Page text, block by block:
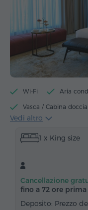
Wi-Fi Aria
Vasca / Cabina doccia
Bollitore elettrico
Asciugamani
Armadio/Guardaroba
Divano
Telefono
Vedi altro
1 x King size
Cancellazione
fino a 72 ore prima
Deposito: Prezzo